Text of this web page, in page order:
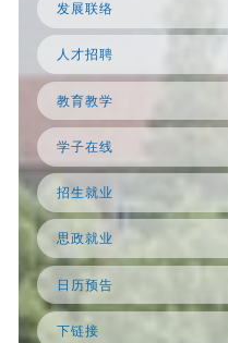
发展联络
人才招聘
教育教学
学子在线
招生就业
思政就业
日历预告
下链接